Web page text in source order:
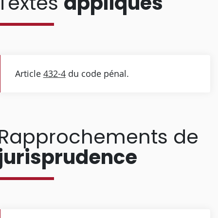
Article 432-4du code pénal.
de